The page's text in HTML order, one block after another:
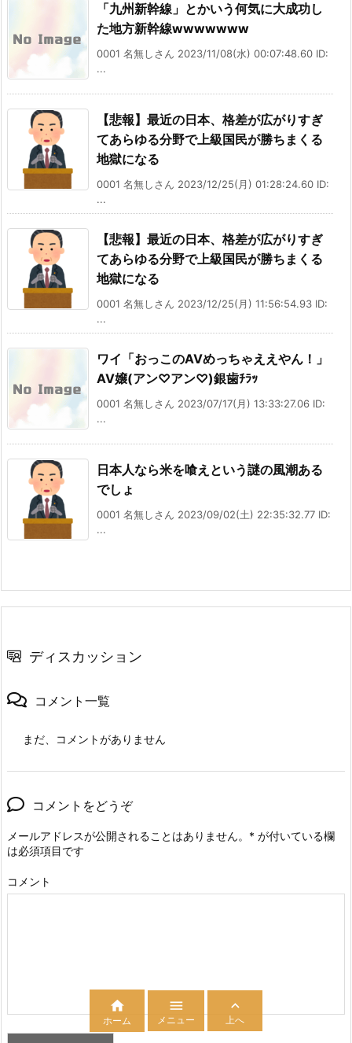
「九州新幹線」とかいう何気に大成功し
た地方新幹線wwwwwww
0001 名無しさん 2023/11/08(水) 00:07:48.60 ID:
...
【悲報】最近の日本、格差が広がりすぎ
てあらゆる分野で上級国民が勝ちまくる
地獄になる
0001 名無しさん 2023/12/25(月) 01:28:24.60 ID:
...
【悲報】最近の日本、格差が広がりすぎ
てあらゆる分野で上級国民が勝ちまくる
地獄になる
0001 名無しさん 2023/12/25(月) 11:56:54.93 ID:
...
ワイ「おっこのAVめっちゃええやん！」
AV嬢(アン♡アン♡)銀歯ﾁﾗｯ
0001 名無しさん 2023/07/17(月) 13:33:27.06 ID:
...
日本人なら米を喰えという謎の風潮ある
でしょ
0001 名無しさん 2023/09/02(土) 22:35:32.77 ID:
...
ディスカッション
コメント一覧
まだ、コメントがありません
コメントをどうぞ
メールアドレスが公開されることはありません。 * が付いている欄
は必須項目です
コメント

ホーム

メニュー

上へ